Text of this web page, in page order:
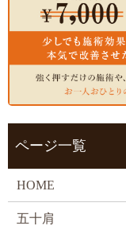
ページ一覧
HOME
五十肩